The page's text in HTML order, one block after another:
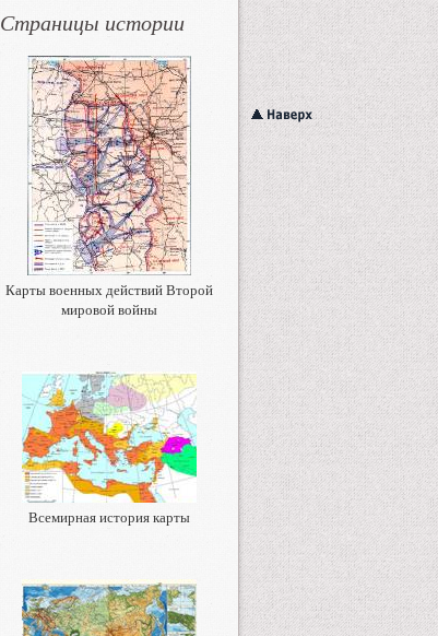
Страницы истории
Карты военных действий Второй
мировой войны
Всемирная история карты